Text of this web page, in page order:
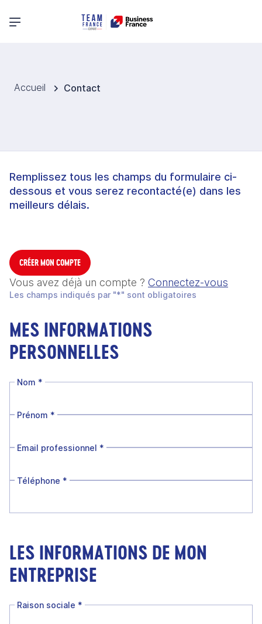
Menu principal
Accueil Contact
Remplissez tous les champs du formulaire ci-
dessous et vous serez recontacté(e) dans les
meilleurs délais.
CRÉER MON COMPTE
Vous avez déjà un compte ? Connectez-vous
Les champs indiqués par "*" sont obligatoires
MES INFORMATIONS
PERSONNELLES
Nom *
Prénom *
Email professionnel *
Téléphone *
LES INFORMATIONS DE MON
ENTREPRISE
Raison sociale *